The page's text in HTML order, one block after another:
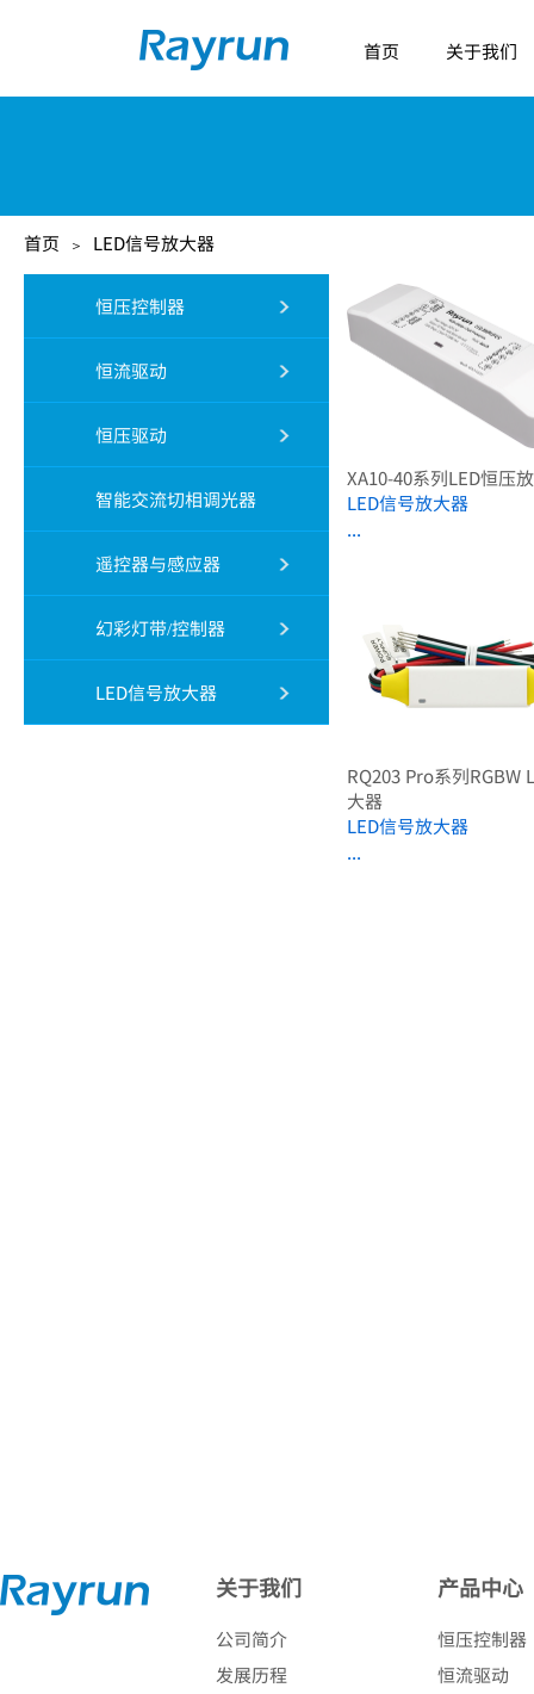
首页 关于我们
首页 ＞ LED信号放大器
恒压控制器
恒流驱动
恒压驱动
智能交流切相调光器
遥控器与感应器
幻彩灯带/控制器
LED信号放大器
XA10-40系列LED恒压
LED信号放大器
...
RQ203 Pro系列RGBW
大器
LED信号放大器
...
关于我们
公司简介
发展历程
产品中心
恒压控制器
恒流驱动